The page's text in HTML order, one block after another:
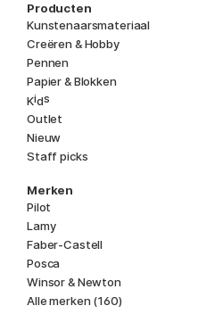
Producten
Kunstenaarsmateriaal
Creëren & Hobby
Pennen
Papier & Blokken
Kids
Outlet
Nieuw
Staff picks
Merken
Pilot
Lamy
Faber-Castell
Posca
Winsor & Newton
Alle merken (160)